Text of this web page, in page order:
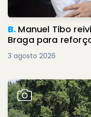
B. Manuel Tibo
Braga para
3 agosto 2026